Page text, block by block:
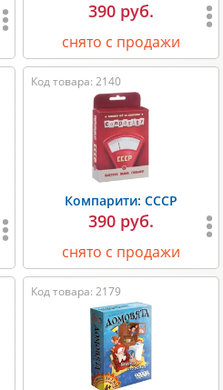
390 руб.
снято с продажи
Код товара: 2140
Компарити: СССР
390 руб.
снято с продажи
Код товара: 2179